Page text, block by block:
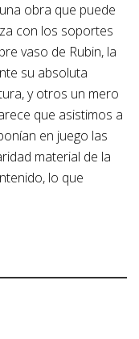
obra que puede
con los soportes
vaso de Rubin, la
su absoluta
y otros un mero
que asistimos a
en juego las
material de la
lo que